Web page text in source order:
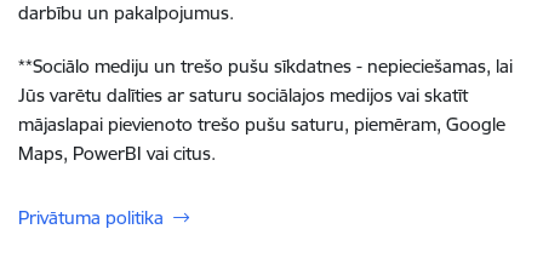
darbību un pakalpojumus.
**Sociālo mediju un trešo pušu sīkdatnes - nepieciešamas, lai
Jūs varētu dalīties ar saturu sociālajos medijos vai skatīt
mājaslapai pievienoto trešo pušu saturu, piemēram, Google
Maps, PowerBI vai citus.
Privātuma politika